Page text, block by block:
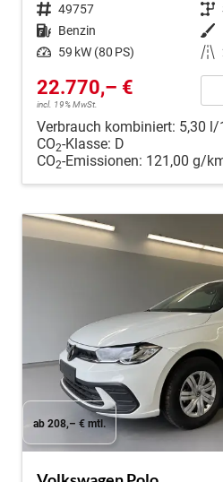
Fahrzeugnr. 49757 Getriebe
Kraftstoff Benzin Außenfarbe
Leistung 59 kW (80 PS) Kilometerstand
22.770,– €
incl. 19% MwSt.
Verbrauch kombiniert: 5,30 l/
CO2-Klasse: D
CO2-Emissionen: 121,00 g/
ab 208,– € mtl.